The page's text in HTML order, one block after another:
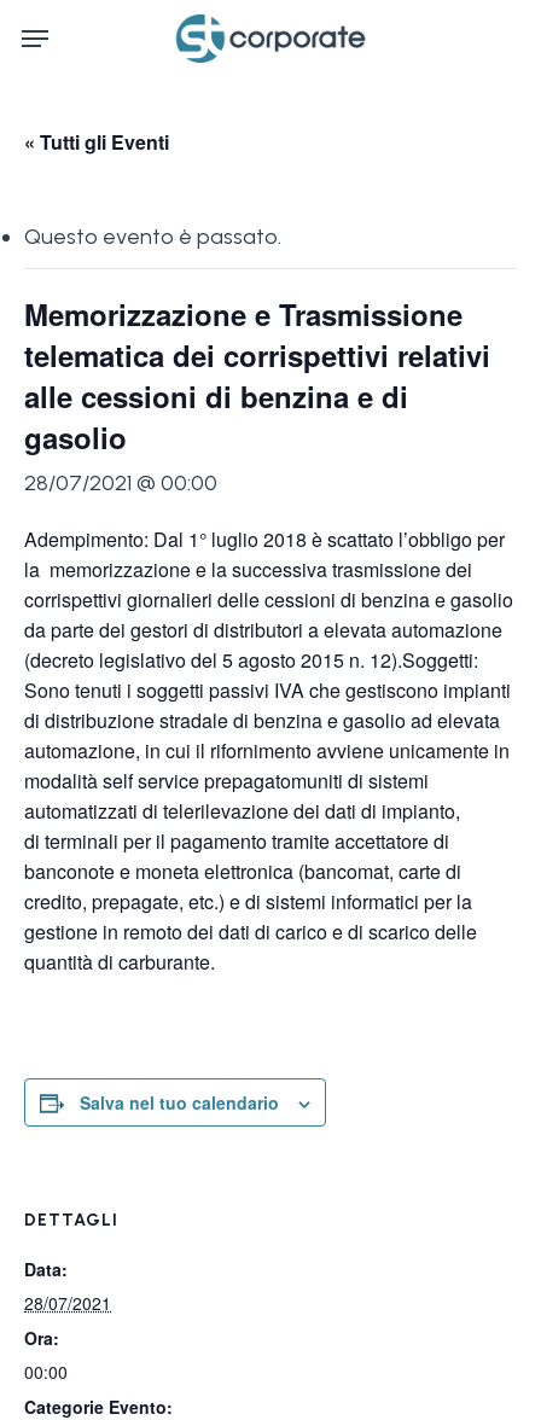
Menu
« Tutti gli Eventi
Questo evento è passato.
Memorizzazione e Trasmissione
telematica dei corrispettivi relativi
alle cessioni di benzina e di
gasolio
28/07/2021 @ 00:00
Adempimento: Dal 1° luglio 2018 è scattato l’obbligo per
la memorizzazione e la successiva trasmissione dei
corrispettivi giornalieri delle cessioni di benzina e gasolio
da parte dei gestori di distributori a elevata automazione
(decreto legislativo del 5 agosto 2015 n. 12).Soggetti:
Sono tenuti i soggetti passivi IVA che gestiscono impianti
di distribuzione stradale di benzina e gasolio ad elevata
automazione, in cui il rifornimento avviene unicamente in
modalità self service prepagatomuniti di sistemi
automatizzati di telerilevazione dei dati di impianto,
di terminali per il pagamento tramite accettatore di
banconote e moneta elettronica (bancomat, carte di
credito, prepagate, etc.) e di sistemi informatici per la
gestione in remoto dei dati di carico e di scarico delle
quantità di carburante.
Salva nel tuo calendario
DETTAGLI
Data:
28/07/2021
Ora:
00:00
Categorie Evento: